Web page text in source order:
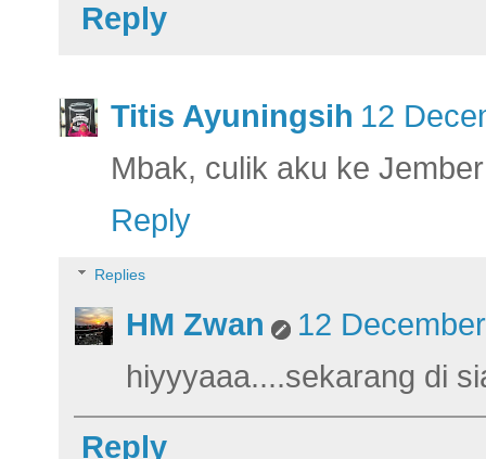
Reply
Titis Ayuningsih 12
Mbak, culik aku ke
Reply
Replies
HM Zwan
12
hiyyyaaa....sekarang di
Reply